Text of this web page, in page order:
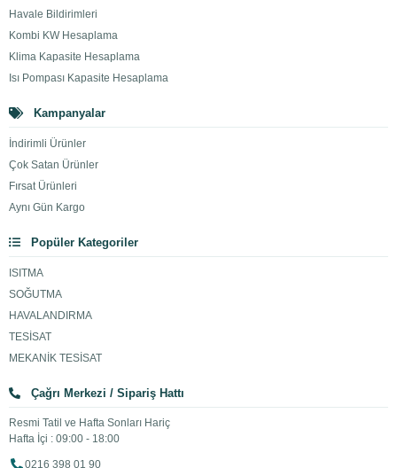
Havale Bildirimleri
Kombi KW Hesaplama
Klima Kapasite Hesaplama
Isı Pompası Kapasite Hesaplama
Kampanyalar
İndirimli Ürünler
Çok Satan Ürünler
Fırsat Ürünleri
Aynı Gün Kargo
Popüler Kategoriler
ISITMA
SOĞUTMA
HAVALANDIRMA
TESİSAT
MEKANİK TESİSAT
Çağrı Merkezi / Sipariş Hattı
Resmi Tatil ve Hafta Sonları Hariç
Hafta İçi : 09:00 - 18:00
0216 398 01 90